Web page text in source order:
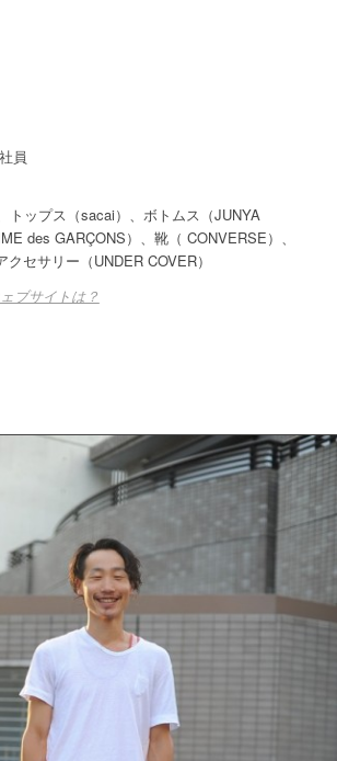
員
トップス（sacai）、ボトムス（JUNYA
des GARÇONS）、靴（ CONVERSE）、
セサリー（UNDER COVER）
ブサイトは？